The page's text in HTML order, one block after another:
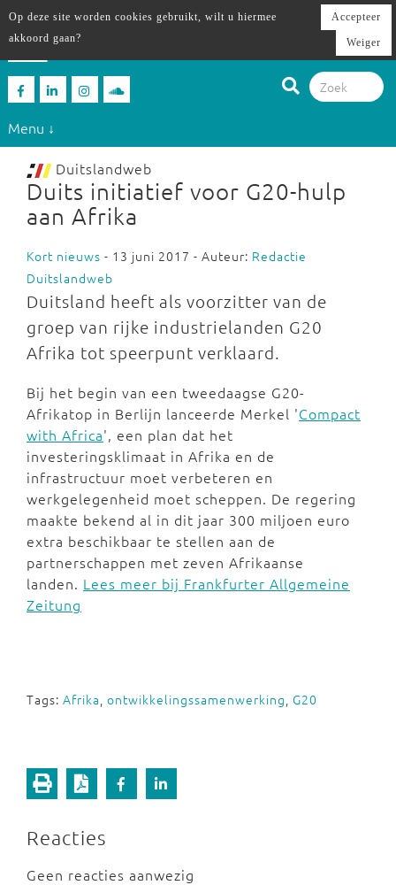
Menu ↓
Duitslandweb
Duits initiatief voor G20-hulp
aan Afrika
Kort nieuws - 13 juni 2017 - Auteur: Redactie
Duitslandweb
Duitsland heeft als voorzitter van de
groep van rijke industrielanden G20
Afrika tot speerpunt verklaard.
Bij het begin van een tweedaagse G20-
Afrikatop in Berlijn lanceerde Merkel 'Compact
with Africa', een plan dat het
investeringsklimaat in Afrika en de
infrastructuur moet verbeteren en
werkgelegenheid moet scheppen. De regering
maakte bekend al in dit jaar 300 miljoen euro
extra beschikbaar te stellen aan de
partnerschappen met zeven Afrikaanse
landen. Lees meer bij Frankfurter Allgemeine
Zeitung
Tags: Afrika, ontwikkelingssamenwerking, G20
Reacties
Geen reacties aanwezig
Op deze site worden cookies gebruikt, wilt u hiermee
akkoord gaan?
Accepteer
Weiger